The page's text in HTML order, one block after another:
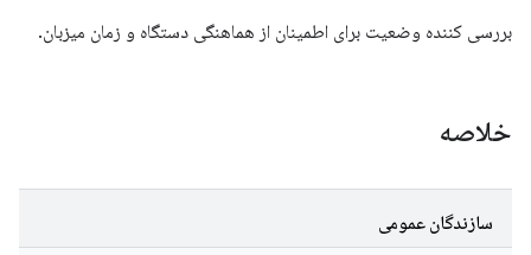
بررسی کننده وضعیت برای اطمینان از هماهنگی دستگاه و زمان میزبان.
خلاصه
سازندگان عمومی